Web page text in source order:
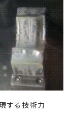
する技術力